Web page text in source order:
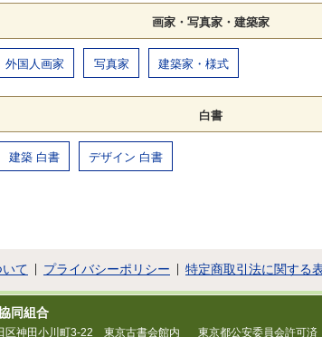
画家・写真家・建築家
外国人画家 写真家 建築家・様式
白書
建築 白書 デザイン 白書
て プライバシーポリシー 特定商取引法に関する
同組合
区神田小川町3-22 東京古書会館内 東京都公安委員会許可